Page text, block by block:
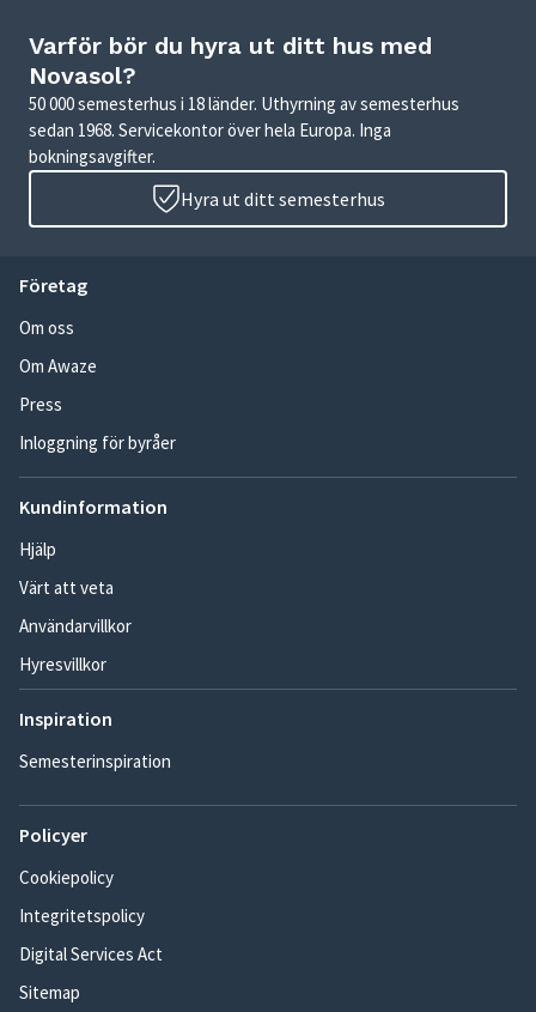
Varför bör du hyra ut ditt hus med
Novasol?
50 000 semesterhus i 18 länder. Uthyrning av semesterhus
sedan 1968. Servicekontor över hela Europa. Inga
bokningsavgifter.
Hyra ut ditt semesterhus
Företag
Om oss
Om Awaze
Press
Inloggning för byråer
Kundinformation
Hjälp
Värt att veta
Användarvillkor
Hyresvillkor
Inspiration
Semesterinspiration
Policyer
Cookiepolicy
Integritetspolicy
Digital Services Act
Sitemap